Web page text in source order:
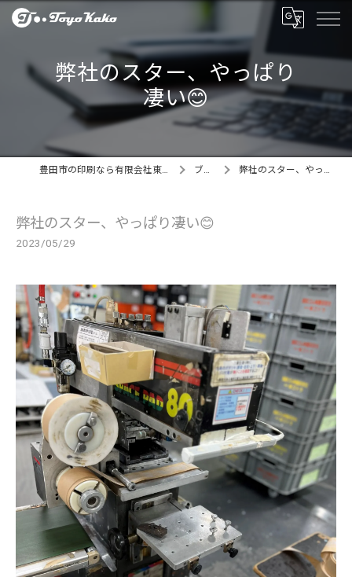
弊社のスター、やっぱり
凄い😊
豊田市の印刷なら有限会社東洋化工製作所 ブログ 弊社のスター、やっぱり凄い😊
弊社のスター、やっぱり凄い😊
2023/05/29